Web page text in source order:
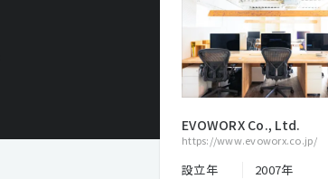
EVOWORX Co., Ltd.
https://www.evoworx.co.jp/
設立年
2007年